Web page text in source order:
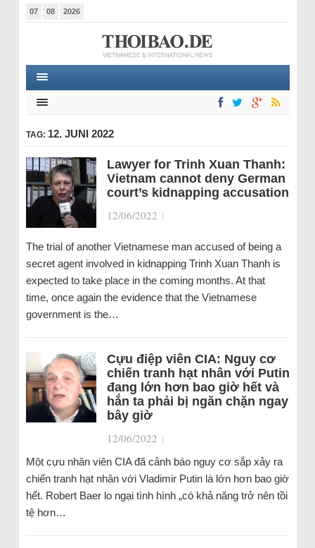
07 08 2026
TAG: 12. JUNI 2022
Lawyer for Trinh Xuan Thanh:
Vietnam cannot deny German
court’s kidnapping accusation
12/06/2022 |
The trial of another Vietnamese man accused of being a
secret agent involved in kidnapping Trinh Xuan Thanh is
expected to take place in the coming months. At that
time, once again the evidence that the Vietnamese
government is the…
Cựu điệp viên CIA: Nguy cơ
chiến tranh hạt nhân với Putin
đang lớn hơn bao giờ hết và
hắn ta phải bị ngăn chặn ngay
bây giờ
12/06/2022 |
Một cựu nhân viên CIA đã cảnh báo nguy cơ sắp xảy ra
chiến tranh hạt nhân với Vladimir Putin là lớn hơn bao giờ
hết. Robert Baer lo ngại tình hình „có khả năng trở nên tồi
tệ hơn…